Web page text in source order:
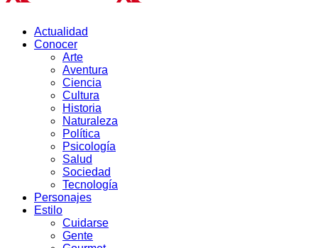
Actualidad
Conocer
Arte
Aventura
Ciencia
Cultura
Historia
Naturaleza
Política
Psicología
Salud
Sociedad
Tecnología
Personajes
Estilo
Cuidarse
Gente